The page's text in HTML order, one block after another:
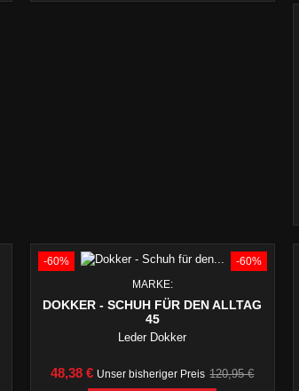
-60%
-60%
MARKE:
DOKKER - SCHUH FÜR DEN ALLTAG
45
Leder Dokker
Preis
48,38 € Unser bisheriger Preis Verkaufspreis
120,95 €